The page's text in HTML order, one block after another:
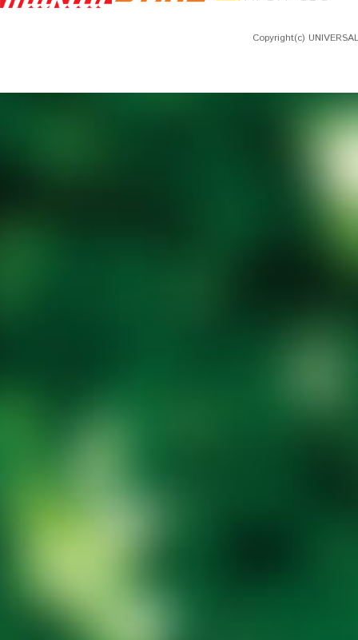
Copyright(c)